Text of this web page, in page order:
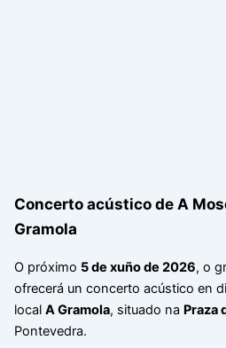
Concerto acústico de A
Gramola
O próximo 5 de xuño de 2026, o
ofrecerá un concerto acústico en
local A Gramola, situado na Praza
Pontevedra.